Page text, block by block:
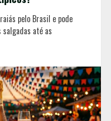
pelo Brasil e pode
salgadas até as